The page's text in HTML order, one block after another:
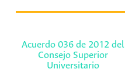
Acuerdo 036 de 2012 del
Consejo Superior
Universitario